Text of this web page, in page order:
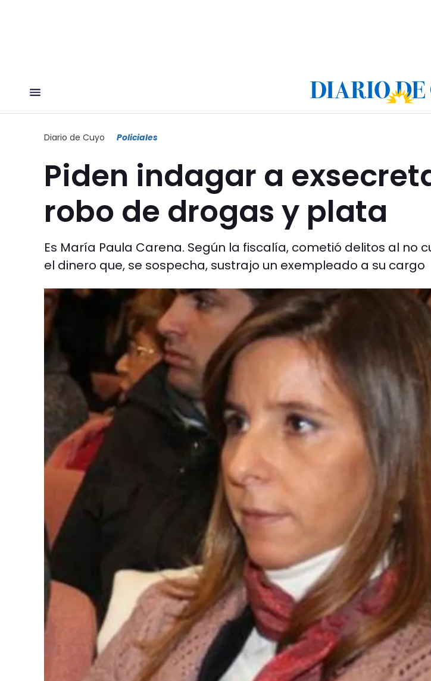
Diario de Cuyo Policiales
Piden indagar a
robo de drogas y plata
Es María Paula Carena. Según la fiscalía, cometió delitos al no
el dinero que, se sospecha, sustrajo un exempleado a su cargo